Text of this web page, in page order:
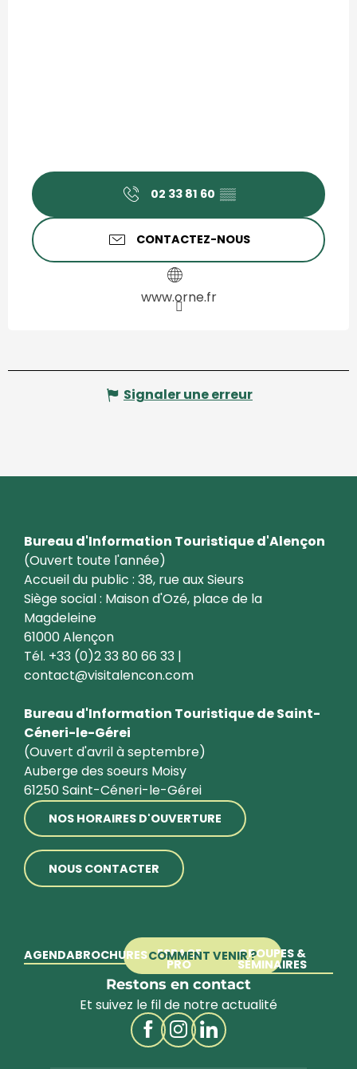
02 33 81 60 ▒▒
CONTACTEZ-NOUS
www.orne.fr
Signaler une erreur
Bureau d'Information Touristique d'Alençon
(Ouvert toute l'année)
Accueil du public : 38, rue aux Sieurs
Siège social : Maison d'Ozé, place de la
Magdeleine
61000 Alençon
Tél. +33 (0)2 33 80 66 33 |
contact@visitalencon.com
Bureau d'Information Touristique de Saint-
Céneri-le-Gérei
(Ouvert d'avril à septembre)
Auberge des soeurs Moisy
61250 Saint-Céneri-le-Gérei
NOS HORAIRES D'OUVERTURE
NOUS CONTACTER
COMMENT VENIR ?
AGENDABROCHURES ESPACE
PRO
GROUPES &
SÉMINAIRES
Restons en contact
Et suivez le fil de notre actualité